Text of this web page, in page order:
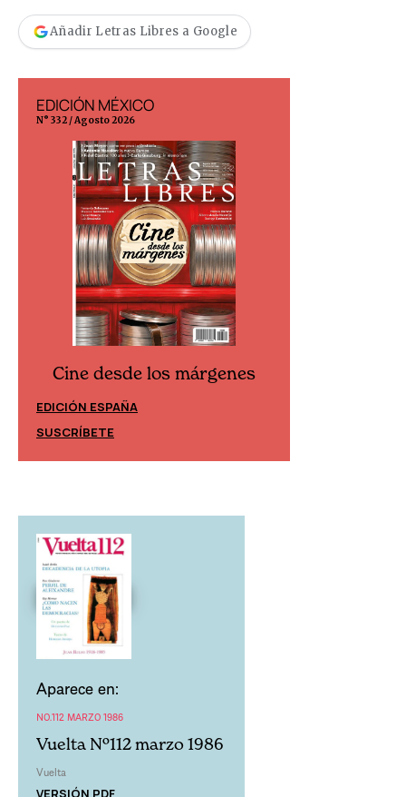
Añadir Letras Libres a Google
EDICIÓN MÉXICO
N° 332 / Agosto 2026
Cine desde los márgenes
EDICIÓN ESPAÑA
SUSCRÍBETE
Aparece en:
NO.112 MARZO 1986
Vuelta Nº112 marzo 1986
Vuelta
VERSIÓN PDF